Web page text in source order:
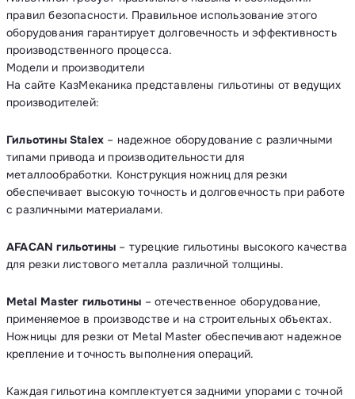
правил безопасности. Правильное использование этого
оборудования гарантирует долговечность и эффективность
производственного процесса.
Модели и производители
На сайте КазМеканика представлены гильотины от ведущих
производителей:
Гильотины Stalex – надежное оборудование с различными
типами привода и производительности для
металлообработки. Конструкция ножниц для резки
обеспечивает высокую точность и долговечность при работе
с различными материалами.
AFACAN гильотины – турецкие гильотины высокого качества
для резки листового металла различной толщины.
Metal Master гильотины – отечественное оборудование,
применяемое в производстве и на строительных объектах.
Ножницы для резки от Metal Master обеспечивают надежное
крепление и точность выполнения операций.
Каждая гильотина комплектуется задними упорами с точной